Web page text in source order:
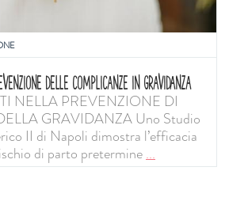
DELLE COMPLICANZE IN GRAVIDANZA
NELLA PREVENZIONE DI
GRAVIDANZA Uno Studio
II di Napoli dimostra l’efficacia
di parto pretermine...